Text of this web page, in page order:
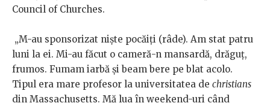
Council of Churches.
„M-au sponsorizat nişte pocăiţi (râde). Am stat patru
luni la ei. Mi-au făcut o cameră-n mansardă, drăguţ,
frumos. Fumam iarbă şi beam bere pe blat acolo.
Tipul era mare profesor la universitatea de christians
din Massachusetts. Mă lua în weekend-uri când